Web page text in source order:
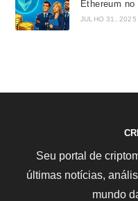
Ethereum no
JULHO 31, 2025
Seu portal de
últimas notícias,
mundo